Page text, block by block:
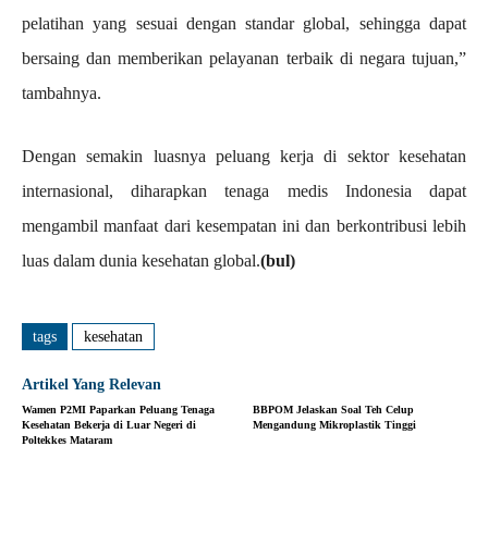
pelatihan yang sesuai dengan standar global, sehingga dapat
bersaing dan memberikan pelayanan terbaik di negara tujuan,”
tambahnya.
Dengan semakin luasnya peluang kerja di sektor kesehatan
internasional, diharapkan tenaga medis Indonesia dapat
mengambil manfaat dari kesempatan ini dan berkontribusi lebih
luas dalam dunia kesehatan global.(bul)
tags kesehatan
Artikel Yang Relevan
Wamen P2MI Paparkan Peluang Tenaga
Kesehatan Bekerja di Luar Negeri di
Poltekkes Mataram
BBPOM Jelaskan Soal Teh Celup
Mengandung Mikroplastik Tinggi